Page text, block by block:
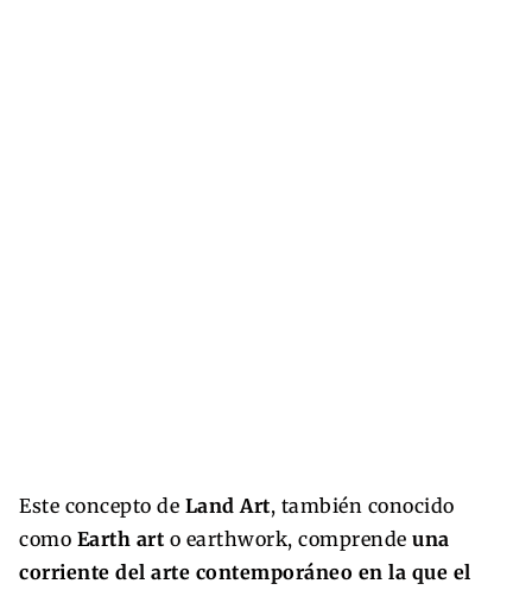
Este concepto de Land Art, también conocido
como Earth art o earthwork, comprende una
corriente del arte contemporáneo en la que el